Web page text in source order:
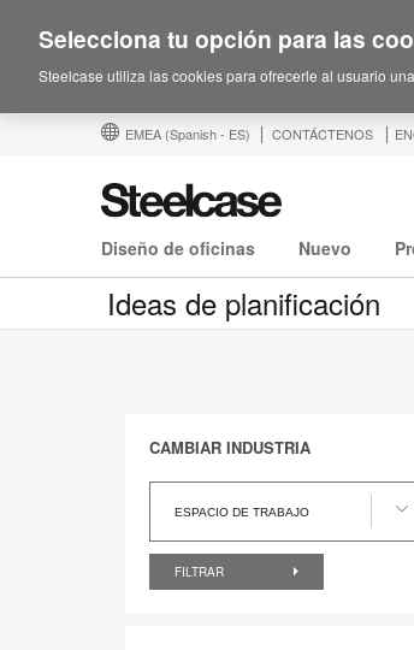
EMEA (Spanish - ES) CONTÁCTENOS
Diseño de oficinas Nuevo
Ideas de planificación
CAMBIAR INDUSTRIA
ESPACIO DE TRABAJO
industria
FILTRAR
Selecciona tu opción para las
Steelcase utiliza las cookies para ofrecerle al usuario